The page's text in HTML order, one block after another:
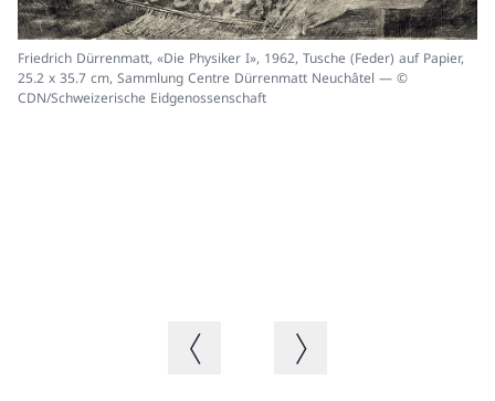
Friedrich Dürrenmatt, «Die Physiker I», 1962, Tusche (Feder) auf Papier,
25.2 x 35.7 cm, Sammlung Centre Dürrenmatt Neuchâtel — ©
CDN/Schweizerische Eidgenossenschaft
Vorheriges BildNächstes Bild